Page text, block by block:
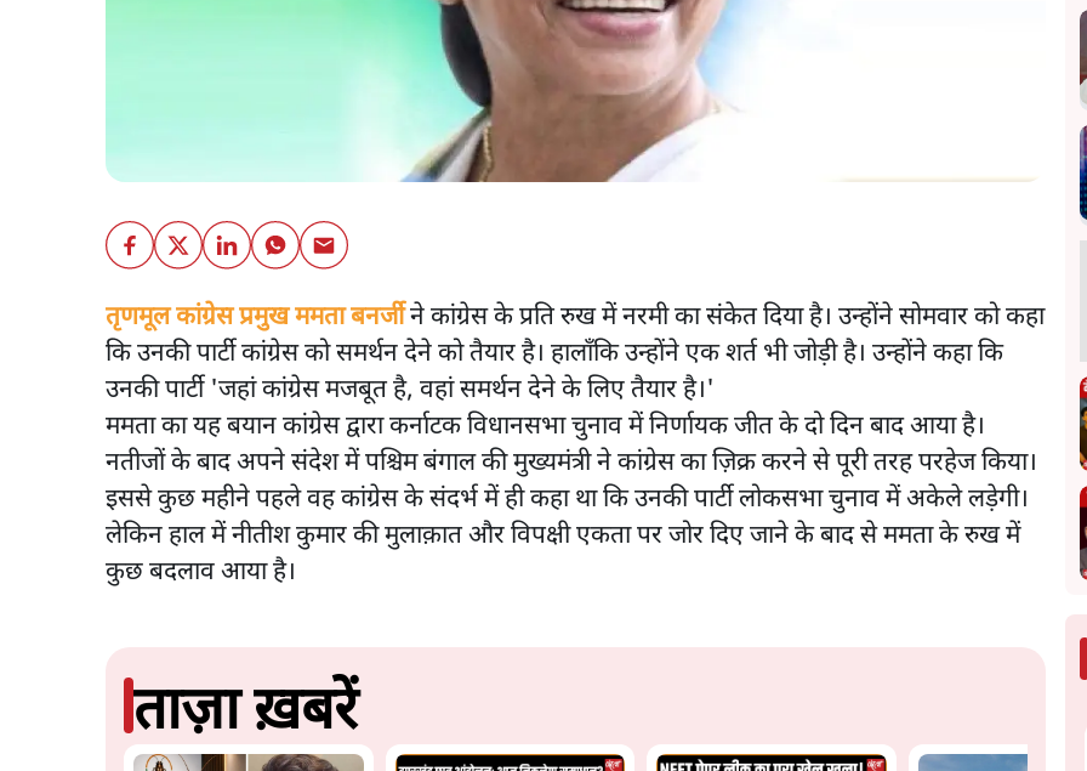
तृणमूल कांग्रेस प्रमुख ममता बनर्जीने कांग्रेस के प्रति रुख में नरमी का संकेत दिया है। उन्होंने सोमवार को कहा
कि उनकी पार्टी कांग्रेस को समर्थन देने को तैयार है। हालाँकि उन्होंने एक शर्त भी जोड़ी है। उन्होंने कहा कि
उनकी पार्टी 'जहां कांग्रेस मजबूत है, वहां समर्थन देने के लिए तैयार है।'
ममता का यह बयान कांग्रेस द्वारा कर्नाटक विधानसभा चुनाव में निर्णायक जीत के दो दिन बाद आया है।
नतीजों के बाद अपने संदेश में पश्चिम बंगाल की मुख्यमंत्री ने कांग्रेस का ज़िक्र करने से पूरी तरह परहेज किया।
इससे कुछ महीने पहले वह कांग्रेस के संदर्भ में ही कहा था कि उनकी पार्टी लोकसभा चुनाव में अकेले लड़ेगी।
लेकिन हाल में नीतीश कुमार की मुलाक़ात और विपक्षी एकता पर जोर दिए जाने के बाद से ममता के रुख में
कुछ बदलाव आया है।
ताज़ा ख़बरें